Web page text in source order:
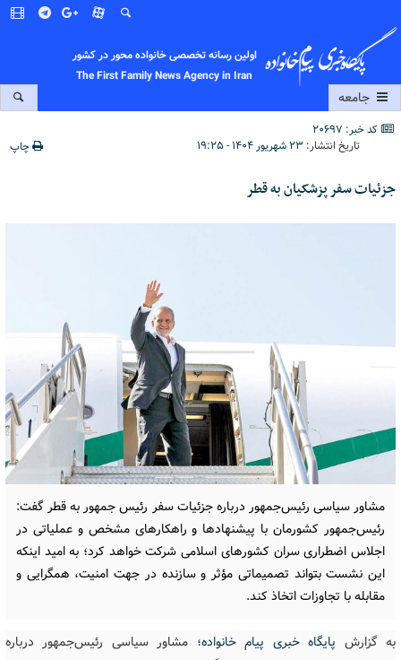
اولین رسانه تخصصی خانواده محور در کشور
The First Family News Agency in Iran
جامعه
کد خبر: 20697
تاریخ انتشار:۲۳ شهریور ۱۴۰۴ - ۱۹:۲۵ چاپ
جزئیات سفر پزشکیان به قطر
مشاور سیاسی رئیس‌جمهور درباره جزئیات سفر رئیس جمهور به قطر گفت:
رئیس‌جمهور کشورمان با پیشنهادها و راهکارهای مشخص و عملیاتی در
اجلاس اضطراری سران کشورهای اسلامی شرکت خواهد کرد؛ به امید اینکه
این نشست بتواند تصمیماتی مؤثر و سازنده در جهت امنیت، همگرایی و
مقابله با تجاوزات اتخاذ کند.
به گزارش پایگاه خبری پیام خانواده؛ مشاور سیاسی رئیس‌جمهور درباره